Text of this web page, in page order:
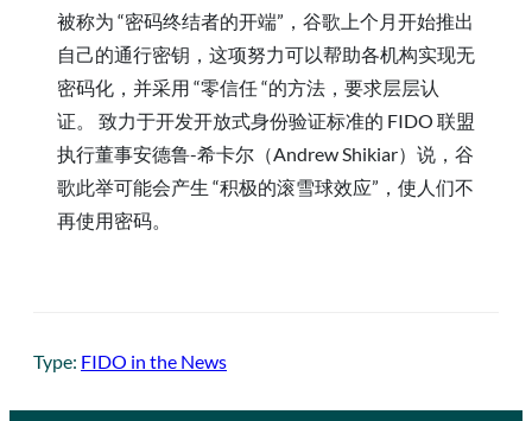
被称为 “密码终结者的开端”，谷歌上个月开始推出
自己的通行密钥，这项努力可以帮助各机构实现无
密码化，并采用 “零信任 “的方法，要求层层认
证。 致力于开发开放式身份验证标准的 FIDO 联盟
执行董事安德鲁-希卡尔（Andrew Shikiar）说，谷
歌此举可能会产生 “积极的滚雪球效应”，使人们不
再使用密码。
Type: FIDO in the News